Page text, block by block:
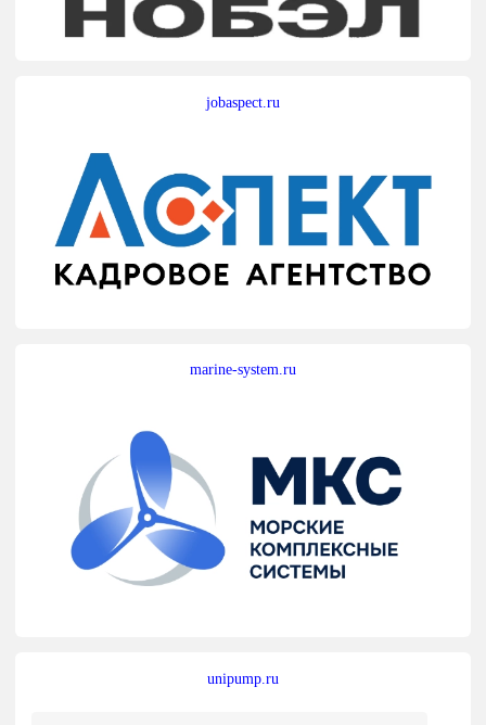
jobaspect.ru
marine-system.ru
unipump.ru